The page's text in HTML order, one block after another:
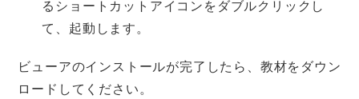
るショートカットアイコンをダブルクリックし
て、起動します。
ビューアのインストールが完了したら、教材をダウン
ロードしてください。